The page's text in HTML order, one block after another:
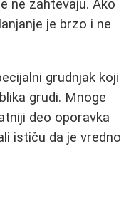
ne zahtevaju. Ako
je brzo i ne
grudnjak koji
grudi. Mnoge
deo oporavka
ističu da je vredno